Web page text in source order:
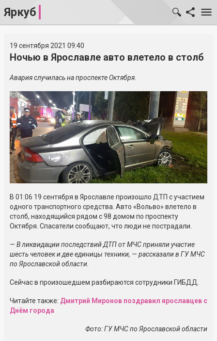
Яркуб
19 сентября 2021 09:40
Ночью в Ярославле авто влетело в столб
Авария случилась на проспекте Октября.
В 01:06 19 сентября в Ярославле произошло ДТП с участием
одного транспортного средства. Авто «Вольво» влетело в
столб, находящийся рядом с 98 домом по проспекту
Октября. Спасатели сообщают, что люди не пострадали.
— В ликвидации последствий ДТП от МЧС приняли участие
шесть человек и две единицы техники, — рассказали в ГУ МЧС
по Ярославской области.
Сейчас в произошедшем разбираются сотрудники ГИБДД.
Читайте также: Дмитрий Миронов поздравил ярославцев с
Днём города
Фото: ГУ МЧС по Ярославской области